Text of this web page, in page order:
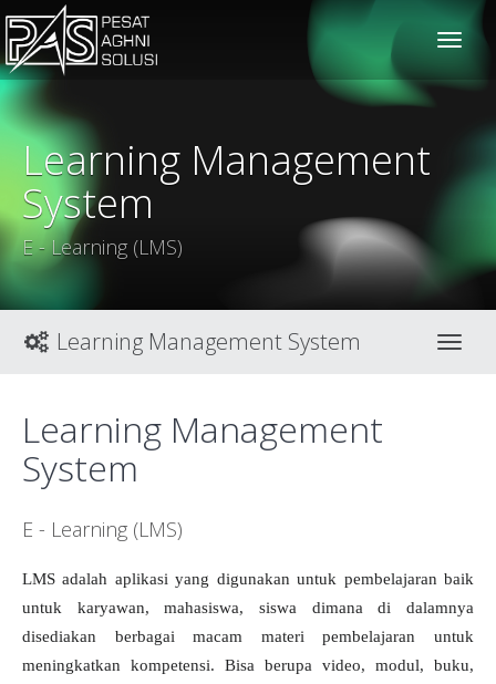
solusiteknis
Learning Management
System
E - Learning (LMS)
Learning Management System
Learning Management
System
E - Learning (LMS)
LMS adalah aplikasi yang digunakan untuk pembelajaran baik
untuk karyawan, mahasiswa, siswa dimana di dalamnya
disediakan berbagai macam materi pembelajaran untuk
meningkatkan kompetensi. Bisa berupa video, modul, buku,